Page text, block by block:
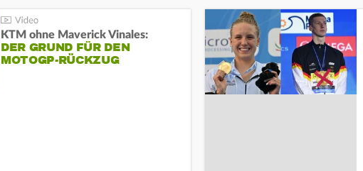
KTM ohne Maverick Vinales:
DER GRUND FÜR DEN
MOTOGP-RÜCKZUG